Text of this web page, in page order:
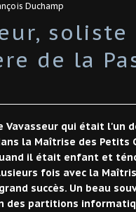
Duchamp
de la
qui était l'un
la Maîtrise des Petits
il était enfant et
fois avec la
succès. Un beau
des partitions